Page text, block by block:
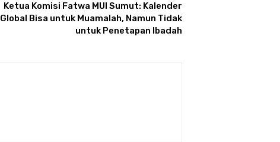
Ketua Komisi Fatwa MUI Sumut: Kalender
Global Bisa untuk Muamalah, Namun Tidak
untuk Penetapan Ibadah